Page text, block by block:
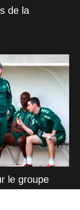
de la
le groupe